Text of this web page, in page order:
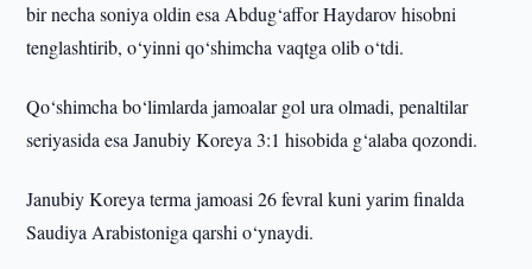
bir necha soniya oldin esa Abdug‘affor Haydarov hisobni
tenglashtirib, o‘yinni qo‘shimcha vaqtga olib o‘tdi.
Qo‘shimcha bo‘limlarda jamoalar gol ura olmadi, penaltilar
seriyasida esa Janubiy Koreya 3:1 hisobida g‘alaba qozondi.
Janubiy Koreya terma jamoasi 26 fevral kuni yarim finalda
Saudiya Arabistoniga qarshi o‘ynaydi.